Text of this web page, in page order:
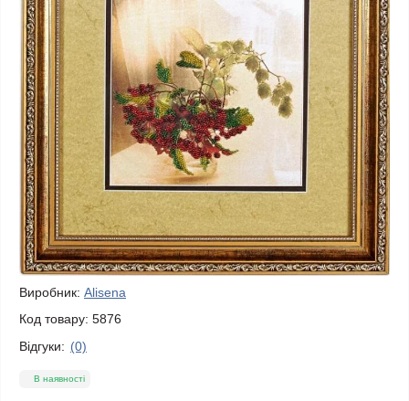
Виробник: Alisena
Код товару: 5876
Відгуки: (0)
В наявності